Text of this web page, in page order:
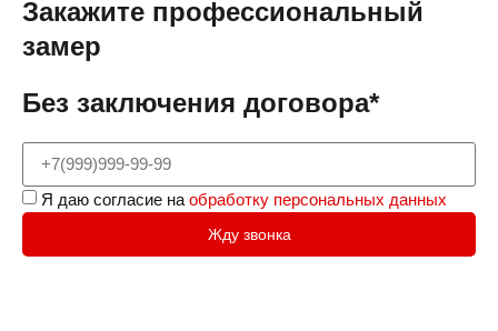
Закажите профессиональный
замер
Без заключения договора*
Я даю согласие на обработку персональных данных
Жду звонка